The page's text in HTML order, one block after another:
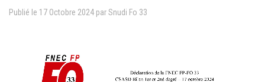
Publié le 17 Octobre 2024 parSnudi Fo 33